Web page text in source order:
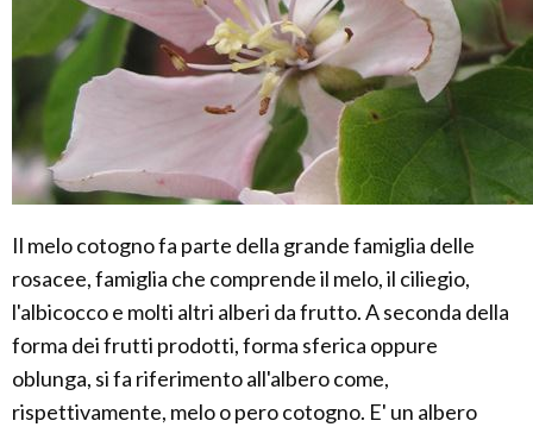
Il melo cotogno fa parte della grande famiglia delle
rosacee, famiglia che comprende il melo, il ciliegio,
l'albicocco e molti altri alberi da frutto. A seconda della
forma dei frutti prodotti, forma sferica oppure
oblunga, si fa riferimento all'albero come,
rispettivamente, melo o pero cotogno. E' un albero